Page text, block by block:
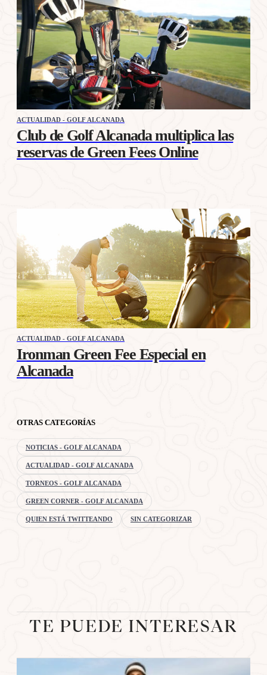
ACTUALIDAD - GOLF ALCANADA
Club de Golf Alcanada multiplica las
reservas de Green Fees Online
ACTUALIDAD - GOLF ALCANADA
Ironman Green Fee Especial en
Alcanada
OTRAS CATEGORÍAS
NOTICIAS - GOLF ALCANADA
ACTUALIDAD - GOLF ALCANADA
TORNEOS - GOLF ALCANADA
GREEN CORNER - GOLF ALCANADA
QUIEN ESTÁ TWITTEANDO SIN CATEGORIZAR
TE PUEDE INTERESAR